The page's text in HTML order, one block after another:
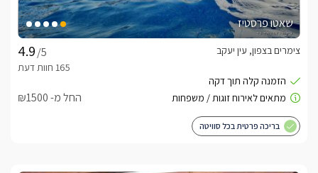
שאטו פרסטיז
/5
צימרים בצפון, עין יעקב
החל מ- ₪1500
בריכה פרטית בכל סוויטה